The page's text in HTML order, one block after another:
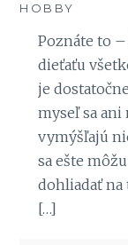
HOBBY
Poznáte to
dieťaťu
je
myseľ sa ani
vymýšľajú
sa ešte
dohliadať na
[…]